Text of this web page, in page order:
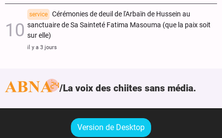
service
Cérémonies de deuil de l'Arbaïn de Hussein au
sanctuaire de Sa Sainteté Fatima Masouma (que la paix soit
sur elle)
il y a 3 jours
La voix des chiites sans média.
Version de Desktop